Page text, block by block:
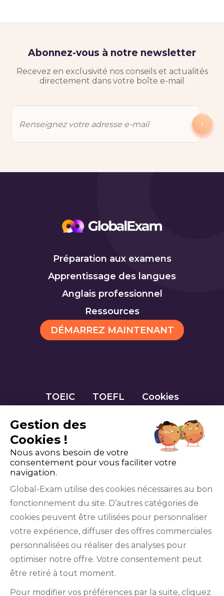
Abonnez-vous à notre newsletter
Recevez en exclusivité nos conseils et actualités
directement dans votre boîte e-mail
Préparation aux examens
Apprentissage des langues
Anglais professionnel
Ressources
DÉMARREZ MAINTENANT
TOEIC TOEFL Cookies
YouTube
Gestion des
Cookies !
Nous avons besoin de votre
consentement pour vous faciliter votre
navigation.
Global-Exam utilise des cookies nécessaires au bon
fonctionnement du site. D’autres catégories de
cookies peuvent être utilisées pour personnaliser
votre expérience, diffuser des offres commerciales
personnalisées ou réaliser des analyses pour
optimiser notre offre. Votre consentement peut
être retiré à tout moment.
Pour modifier vos préférences par la suite, cliquez